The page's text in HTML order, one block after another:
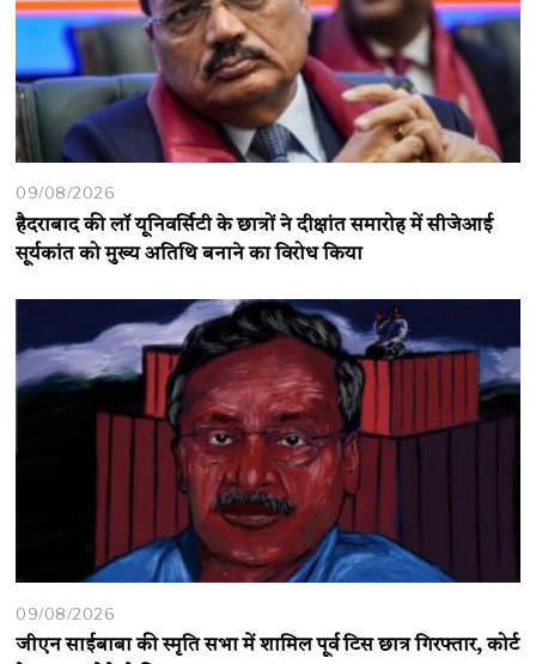
09/08/2026
हैदराबाद की लॉ यूनिवर्सिटी के छात्रों ने दीक्षांत समारोह में सीजेआई
सूर्यकांत को मुख्य अतिथि बनाने का विरोध किया
09/08/2026
जीएन साईबाबा की स्मृति सभा में शामिल पूर्व टिस छात्र गिरफ्तार, कोर्ट